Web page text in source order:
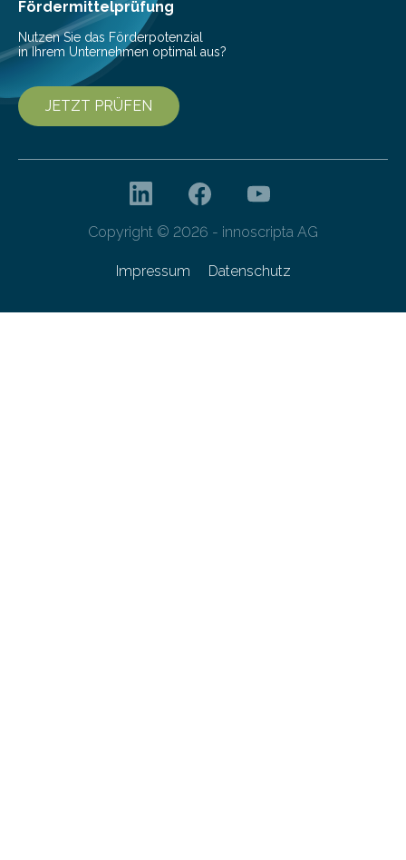
entwickelt. Mit nur…
Fördermittelprüfung
Nutzen Sie das Förderpotenzial
in Ihrem Unternehmen optimal aus?
JETZT PRÜFEN
Copyright © 2026 - innoscripta AG
Impressum Datenschutz